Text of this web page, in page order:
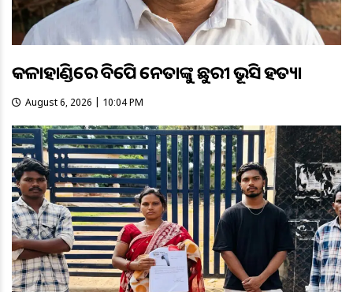
କଳାହାଣ୍ଡିରେ ବିଜେପି ନେତାଙ୍କୁ ଛୁରୀ ଭୂସି ହତ୍ୟା
August 6, 2026 | 10:04 PM